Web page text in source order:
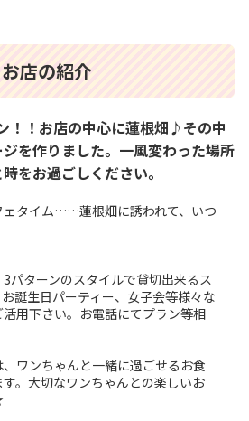
お店の紹介
！！お店の中心に蓮根畑♪その中
を作りました。一風変わった場所
をお過ごしください。
ェタイム……蓮根畑に誘われて、いつ
パターンのスタイルで貸切出来るス
誕生日パーティー、女子会等様々な
用下さい。お電話にてプラン等相
ワンちゃんと一緒に過ごせるお食
。大切なワンちゃんとの楽しいお